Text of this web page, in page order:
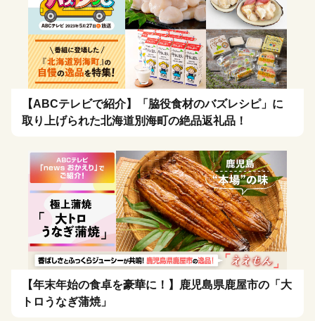
【ABCテレビで紹介】「脇役食材のバズレシピ」に
取り上げられた北海道別海町の絶品返礼品！
【年末年始の食卓を豪華に！】鹿児島県鹿屋市の「大
トロうなぎ蒲焼」